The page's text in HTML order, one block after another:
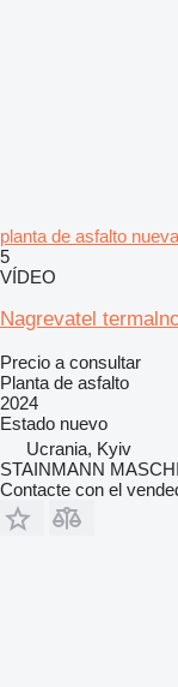
planta de asfalto nueva
5
VÍDEO
Nagrevatel
Precio a consultar
Planta de asfalto
2024
Estado nuevo
Ucrania, Kyiv
STAINMANN
Contacte con el